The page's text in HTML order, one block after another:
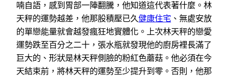
喃自語，感到胃部一陣翻騰，他知道這代表著什麼。林
天秤的運勢越差，他那股積壓已久健康住宅 、無處安放
的單戀能量就會越發瘋狂地實體化。上次林天秤的戀愛
運勢跌至百分之二十，張水瓶就發現他的廚房裡長滿了
巨大的、形狀是林天秤側臉的粉紅色蘑菇。他必須在今
天結束前，將林天秤的運勢至少提升到零。否則，他那